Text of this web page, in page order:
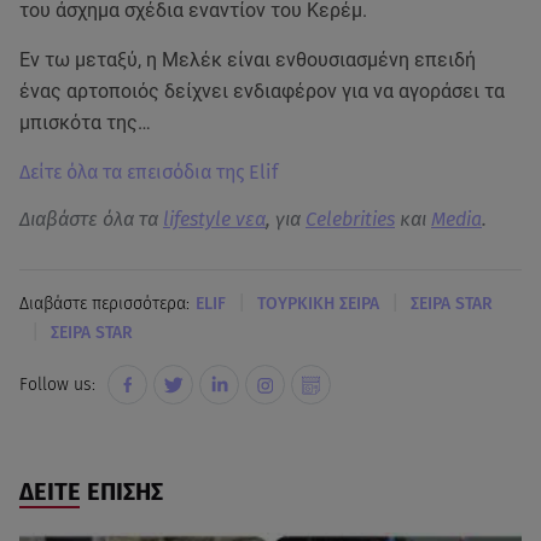
του άσχημα σχέδια εναντίον του Κερέμ.
Εν τω μεταξύ, η Μελέκ είναι ενθουσιασμένη επειδή
ένας αρτοποιός δείχνει ενδιαφέρον για να αγοράσει τα
μπισκότα της…
Δείτε όλα τα επεισόδια της Elif
Διαβάστε όλα τα lifestyle νεα, για Celebrities και Media.
Διαβάστε περισσότερα: ELIF ΤΟΥΡΚΙΚΗ ΣΕΙΡΑ ΣΕΙΡΑ STAR
ΣΕΙΡΑ STAR
Follow us:
ΔΕΙΤΕ ΕΠΙΣΗΣ